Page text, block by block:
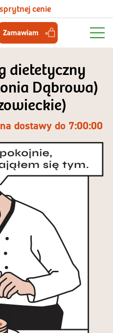
cenie
Zamawiam
dietetyczny
Dąbrowa)
dostawy do 7:00:00